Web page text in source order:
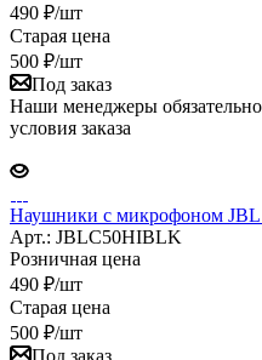
490 ₽/шт
Старая цена
500 ₽/шт
Под заказ
Наши менеджеры
условия заказа
Наушники с микрофоном
Арт.: JBLC50HIBLK
Розничная цена
490 ₽/шт
Старая цена
500 ₽/шт
Под заказ